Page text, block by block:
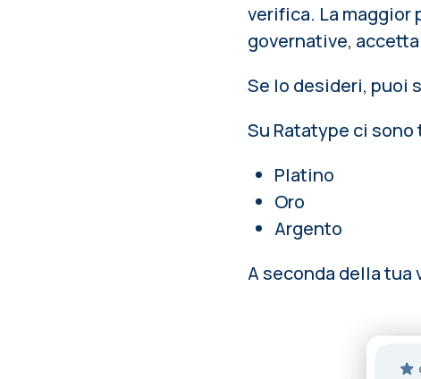
verifica. La maggior
governative,
Se lo desideri, puoi
Su Ratatype ci
Platino
Oro
Argento
A seconda della